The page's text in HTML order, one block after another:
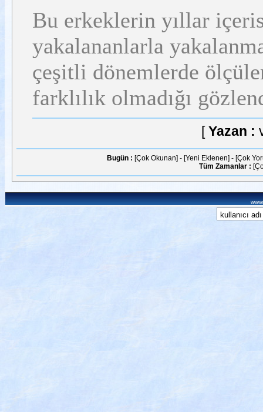
Bu erkeklerin yıllar
yakalananlarla
çeşitli dönemlerde
farklılık olmadığı
[Yazan :
Bugün : [Çok Okunan] - [Yeni Eklenen] - [Çok
Tüm Zamanlar :